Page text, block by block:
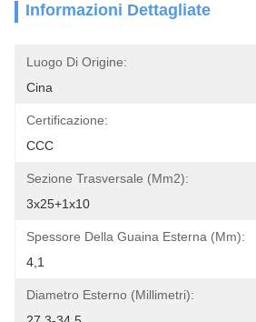
Informazioni Dettagliate
Luogo Di Origine:
Cina
Certificazione:
CCC
Sezione Trasversale (mm2):
3x25+1x10
Spessore Della Guaina Esterna (mm):
4,1
Diametro Esterno (millimetri):